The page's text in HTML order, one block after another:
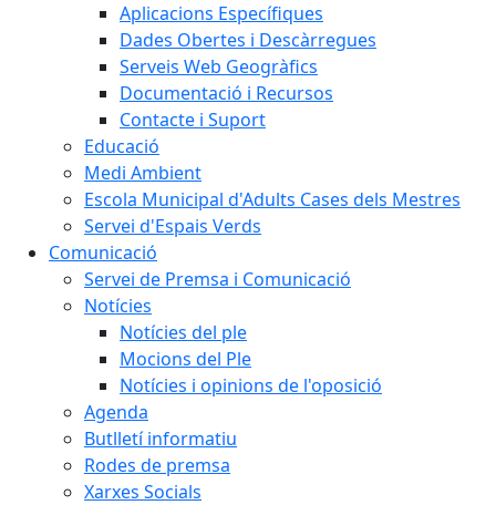
Aplicacions Específiques
Dades Obertes i Descàrregues
Serveis Web Geogràfics
Documentació i Recursos
Contacte i Suport
Educació
Medi Ambient
Escola Municipal d'Adults Cases dels Mestres
Servei d'Espais Verds
Comunicació
Servei de Premsa i Comunicació
Notícies
Notícies del ple
Mocions del Ple
Notícies i opinions de l'oposició
Agenda
Butlletí informatiu
Rodes de premsa
Xarxes Socials